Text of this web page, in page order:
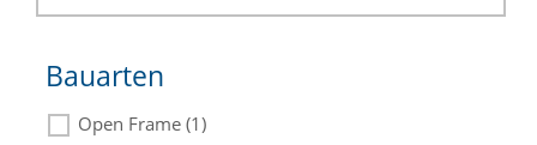
Bauarten
Open Frame (1)